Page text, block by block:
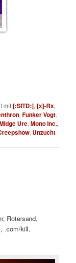
mit[:SITD:],[x]-Rx,
,Funker Vogt,
Ure,Mono Inc.,
, Unzucht
Rotersand,
.com/kill,